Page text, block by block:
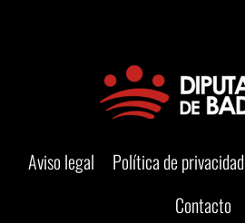
Aviso legal Política de privacidad
Contacto